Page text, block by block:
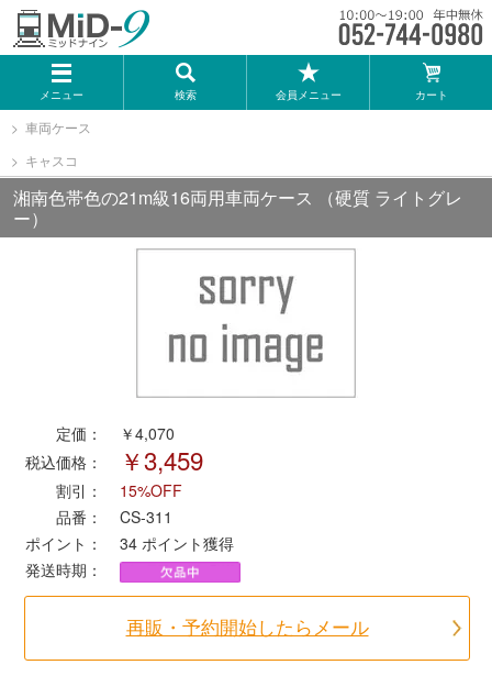
メニュー 検索 会員メニュー カート
メーカー一覧
TOMIX
KATO
GREENMAX
Bトレインショーティー
タカラトミー（プラレール）
ポポンデッタ
さんけい
車両ケース
キャスコ
湘南色帯色の21m級16両用車両ケース （硬質 ライトグレ
ー）
定価：
￥4,070
税込価格：
￥3,459
割引：
15%OFF
品番：
CS-311
ポイント：
34 ポイント獲得
発送時期：
再販・予約開始したらメール